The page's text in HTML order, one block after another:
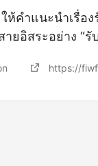
คำแนะนำเรื่อ
ยอิสระอย่าง “รั
https://